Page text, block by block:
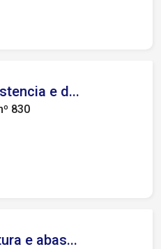
e d...
830
e abas...